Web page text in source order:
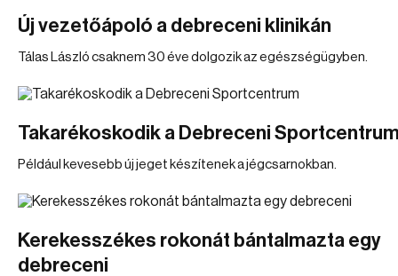
Új vezetőápoló a debreceni klinikán
Tálas László csaknem 30 éve dolgozik az egészségügyben.
Takarékoskodik a Debreceni
Például kevesebb új jeget készítenek a jégcsarnokban.
Kerekesszékes rokonát bántalmazta egy
debreceni